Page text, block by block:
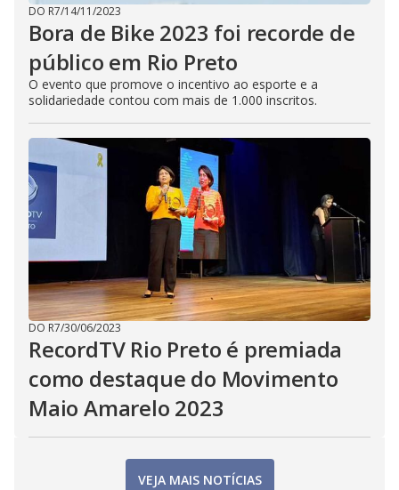
DO R7/14/11/2023
Bora de Bike 2023 foi recorde de
público em Rio Preto
O evento que promove o incentivo ao esporte e a
solidariedade contou com mais de 1.000 inscritos.
DO R7/30/06/2023
RecordTV Rio Preto é premiada
como destaque do Movimento
Maio Amarelo 2023
VEJA MAIS NOTÍCIAS